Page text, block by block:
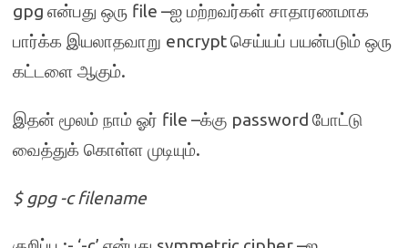
gpg என்பது ஒரு file –ஐ மற்றவர்கள் சாதாரணமாக
பார்க்க இயலாதவாறு encryptசெய்யப் பயன்படும் ஒரு
கட்டளை ஆகும்.
இதன் மூலம் நாம் ஓர் file –க்கு password போட்டு
வைத்துக் கொள்ள முடியும்.
$ gpg -c filename